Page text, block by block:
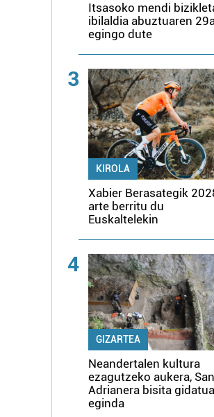
Itsasoko mendi
ibilaldia abuztuaren
egingo dute
3
KIROLA
Xabier Berasategik
arte berritu du
Euskaltelekin
4
GIZARTEA
Neandertalen kultura
ezagutzeko aukera, San
Adrianera bisita gidatua
eginda